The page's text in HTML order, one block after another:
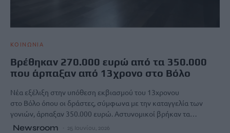
ΚΟΙΝΩΝΙΑ
Βρέθηκαν 270.000 ευρώ από τα 350.000
που άρπαξαν από 13χρονο στο Βόλο
Νέα εξέλιξη στην υπόθεση εκβιασμού του 13χρονου
στο Βόλο όπου οι δράστες, σύμφωνα με την καταγγελία των
γονιών, άρπαξαν 350.000 ευρώ. Αστυνομικοί βρήκαν τα…
Newsroom 25 Ιουνίου, 2026